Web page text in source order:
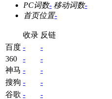
PC词数- 移动词数-
首页位置-
收录 反链
百度 -
-
360
-
-
神马 -
-
搜狗 -
-
谷歌 - -